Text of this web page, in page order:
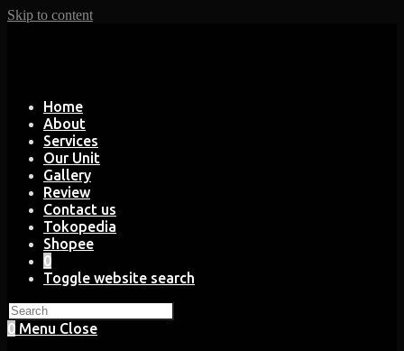
Skip to content
Home
About
Services
Our Unit
Gallery
Review
Contact us
Tokopedia
Shopee
0
Toggle website search
0 Menu Close